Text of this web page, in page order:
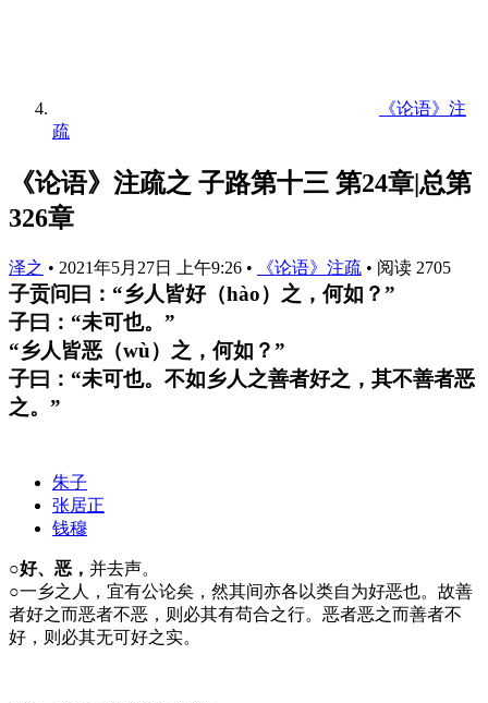
《论语》注
疏
《论语》注疏之 子路第十三 第24章|总第
326章
泽之 • 2021年5月27日 上午9:26 • 《论语》注疏 • 阅读 2705
子贡问曰：“乡人皆好（hào）之，何如？”
子曰：“未可也。”
“乡人皆恶（wù）之，何如？”
子曰：“未可也。不如乡人之善者好之，其不善者恶
之。”
朱子
张居正
钱穆
○好、恶， 并去声。
○一乡之人，宜有公论矣，然其间亦各以类自为好恶也。故善
者好之而恶者不恶，则必其有苟合之行。恶者恶之而善者不
好，则必其无可好之实。